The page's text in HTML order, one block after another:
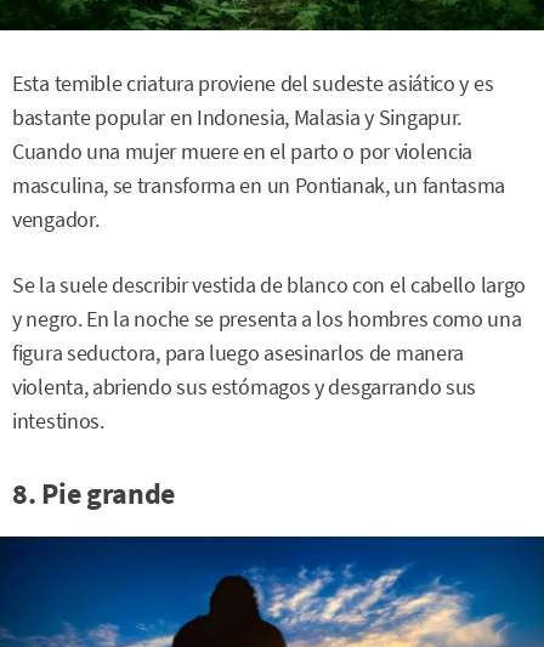
Esta temible criatura proviene del sudeste asiático y es
bastante popular en Indonesia, Malasia y Singapur.
Cuando una mujer muere en el parto o por violencia
masculina, se transforma en un Pontianak, un fantasma
vengador.
Se la suele describir vestida de blanco con el cabello largo
y negro. En la noche se presenta a los hombres como una
figura seductora, para luego asesinarlos de manera
violenta, abriendo sus estómagos y desgarrando sus
intestinos.
8. Pie grande